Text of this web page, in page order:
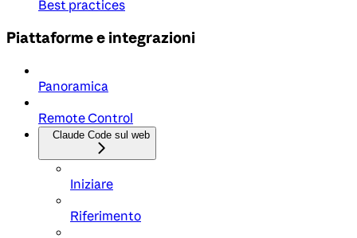
Best practices
Piattaforme e integrazioni
Panoramica
Remote Control
Claude Code sul web
Iniziare
Riferimento